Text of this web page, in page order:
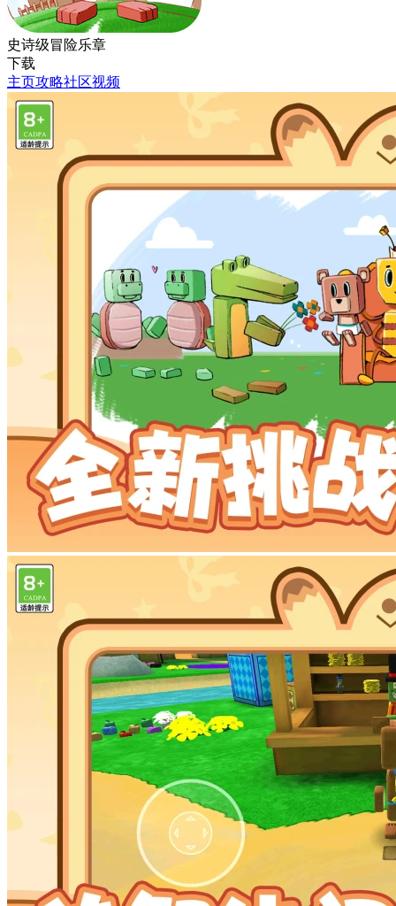
史诗级冒险乐章
下载
主页攻略社区视频